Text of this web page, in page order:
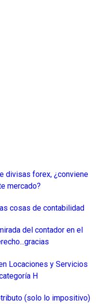
divisas forex, ¿conviene
mercado?
cosas de contabilidad
del contador en el
Locaciones y Servicios
H
(solo lo impositivo)